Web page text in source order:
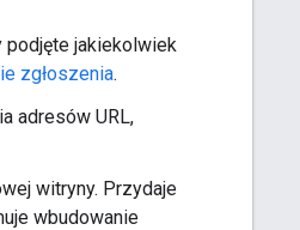
podjęte jakiekolwiek
zgłoszenia.
adresów URL,
witryny. Przydaje
wbudowanie